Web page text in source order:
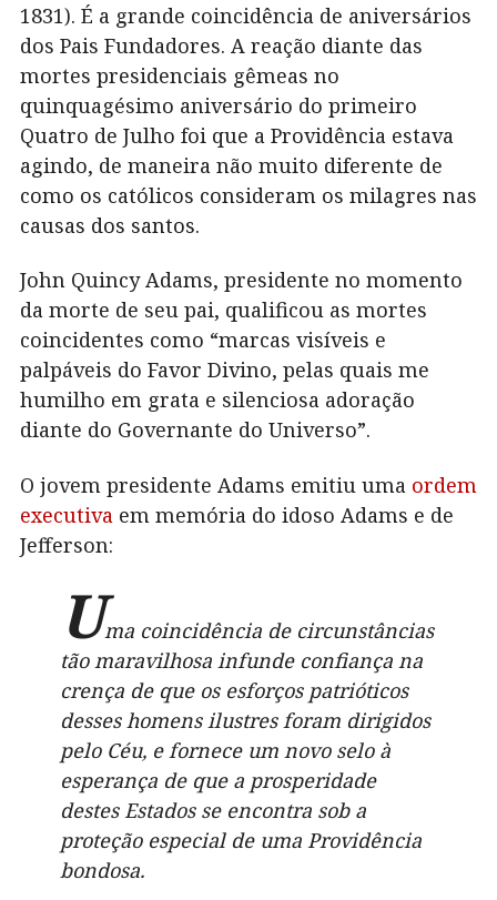
1831). É a grande coincidência de aniversários
dos Pais Fundadores. A reação diante das
mortes presidenciais gêmeas no
quinquagésimo aniversário do primeiro
Quatro de Julho foi que a Providência estava
agindo, de maneira não muito diferente de
como os católicos consideram os milagres nas
causas dos santos.
John Quincy Adams, presidente no momento
da morte de seu pai, qualificou as mortes
coincidentes como “marcas visíveis e
palpáveis do Favor Divino, pelas quais me
humilho em grata e silenciosa adoração
diante do Governante do Universo”.
O jovem presidente Adams emitiu uma ordem
executiva em memória do idoso Adams e de
Jefferson:
Uma coincidência de circunstâncias
tão maravilhosa infunde confiança na
crença de que os esforços patrióticos
desses homens ilustres foram dirigidos
pelo Céu, e fornece um novo selo à
esperança de que a prosperidade
destes Estados se encontra sob a
proteção especial de uma Providência
bondosa.